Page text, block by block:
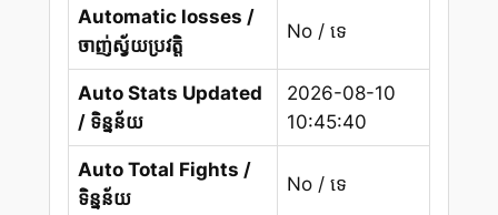
Automatic losses /
ចាញ់ស្វ័យប្រវត្តិ
No / ទេ
Auto Stats Updated
/ ទិន្នន័យ
2026-08-10
10:45:40
Auto Total Fights /
ទិន្នន័យ
No / ទេ